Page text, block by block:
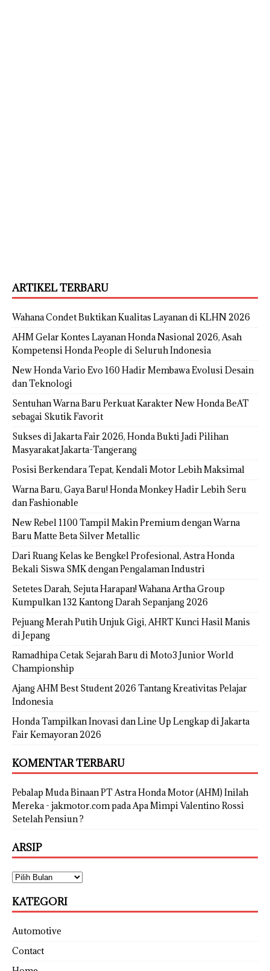
ARTIKEL TERBARU
Wahana Condet Buktikan Kualitas Layanan di KLHN 2026
AHM Gelar Kontes Layanan Honda Nasional 2026, Asah
Kompetensi Honda People di Seluruh Indonesia
New Honda Vario Evo 160 Hadir Membawa Evolusi Desain
dan Teknologi
Sentuhan Warna Baru Perkuat Karakter New Honda BeAT
sebagai Skutik Favorit
Sukses di Jakarta Fair 2026, Honda Bukti Jadi Pilihan
Masyarakat Jakarta-Tangerang
Posisi Berkendara Tepat, Kendali Motor Lebih Maksimal
Warna Baru, Gaya Baru! Honda Monkey Hadir Lebih Seru
dan Fashionable
New Rebel 1100 Tampil Makin Premium dengan Warna
Baru Matte Beta Silver Metallic
Dari Ruang Kelas ke Bengkel Profesional, Astra Honda
Bekali Siswa SMK dengan Pengalaman Industri
Setetes Darah, Sejuta Harapan! Wahana Artha Group
Kumpulkan 132 Kantong Darah Sepanjang 2026
Pejuang Merah Putih Unjuk Gigi, AHRT Kunci Hasil Manis
di Jepang
Ramadhipa Cetak Sejarah Baru di Moto3 Junior World
Championship
Ajang AHM Best Student 2026 Tantang Kreativitas Pelajar
Indonesia
Honda Tampilkan Inovasi dan Line Up Lengkap di Jakarta
Fair Kemayoran 2026
KOMENTAR TERBARU
Pebalap Muda Binaan PT Astra Honda Motor (AHM) Inilah
Mereka - jakmotor.compadaApa Mimpi Valentino Rossi
Setelah Pensiun ?
ARSIP
KATEGORI
Automotive
Contact